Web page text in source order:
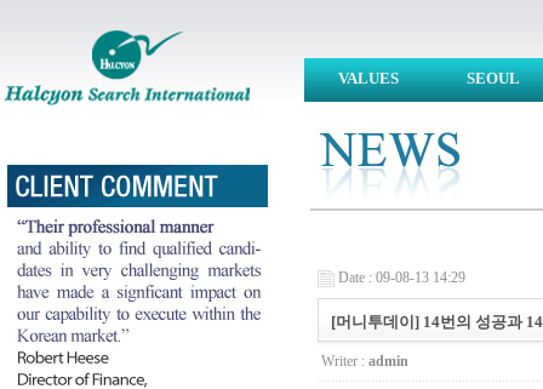
VALUES SEOUL
Date : 09-08-13 14:29
[머니투데이] 14번의 성공과
Writer : admin